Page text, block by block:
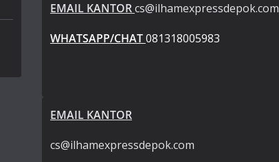
EMAIL KANTORcs@ilhamexpressdepok.com
WHATSAPP/CHAT081318005983
EMAIL KANTOR
cs@ilhamexpressdepok.com